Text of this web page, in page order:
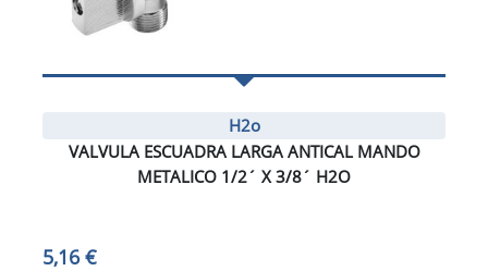
H2o
VALVULA ESCUADRA LARGA ANTICAL MANDO
METALICO 1/2´ X 3/8´ H2O
5,16 €